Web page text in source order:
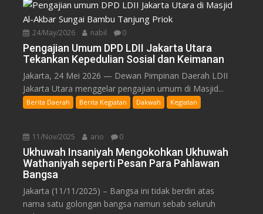
24/May/2026 nabil 0
Pengajian Umum DPD LDII Jakarta Utara
Tekankan Kepedulian Sosial dan Keimanan
Jakarta, 24 Mei 2026 — Dewan Pimpinan Daerah LDII
Jakarta Utara menggelar pengajian umum di Masjid...
Berita Daerah Berita Kegiatan Dakwah Kegiatan
11/Nov/2025 ario 0
Ukhuwah Insaniyah Mengokohkan Ukhuwah
Wathaniyah seperti Pesan Para Pahlawan
Bangsa
Jakarta (11/11/2025) – Bangsa ini tidak berdiri atas
nama satu golongan bangsa namun sebab seluruh